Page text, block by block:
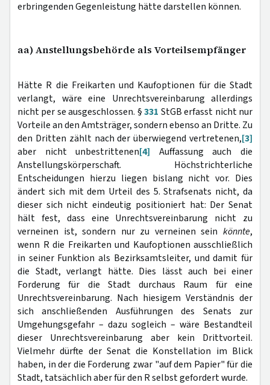
erbringenden Gegenleistung hätte darstellen können.
aa) Anstellungsbehörde als Vorteilsempfänger
Hätte R die Freikarten und Kaufoptionen für die Stadt
verlangt, wäre eine Unrechtsvereinbarung allerdings
nicht per se ausgeschlossen. §331 StGB erfasst nicht nur
Vorteile an den Amtsträger, sondern ebenso an Dritte. Zu
den Dritten zählt nach der überwiegend vertretenen,[3]
aber nicht unbestrittenen[4] Auffassung auch die
Anstellungskörperschaft. Höchstrichterliche
Entscheidungen hierzu liegen bislang nicht vor. Dies
ändert sich mit dem Urteil des 5. Strafsenats nicht, da
dieser sich nicht eindeutig positioniert hat: Der Senat
hält fest, dass eine Unrechtsvereinbarung nicht zu
verneinen ist, sondern nur zu verneinen sein könnte,
wenn R die Freikarten und Kaufoptionen ausschließlich
in seiner Funktion als Bezirksamtsleiter, und damit für
die Stadt, verlangt hätte. Dies lässt auch bei einer
Forderung für die Stadt durchaus Raum für eine
Unrechtsvereinbarung. Nach hiesigem Verständnis der
sich anschließenden Ausführungen des Senats zur
Umgehungsgefahr – dazu sogleich – wäre Bestandteil
dieser Unrechtsvereinbarung aber kein Drittvorteil.
Vielmehr dürfte der Senat die Konstellation im Blick
haben, in der die Forderung zwar "auf dem Papier" für die
Stadt, tatsächlich aber für den R selbst gefordert wurde.